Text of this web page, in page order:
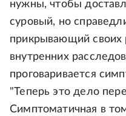
нужны, чтобы
суровый, но
прикрывающий своих
внутренних
проговаривается
"Теперь это дело
Симптоматичная в